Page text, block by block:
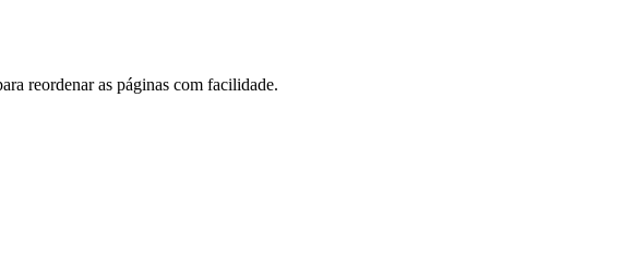
reordenar as páginas com facilidade.